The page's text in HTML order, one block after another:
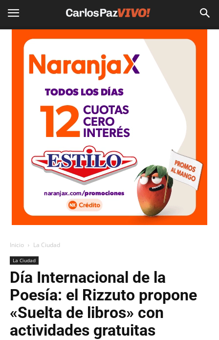
Inicio La Ciudad
La Ciudad
Día Internacional de la
Poesía: el Rizzuto propone
«Suelta de libros» con
actividades gratuitas